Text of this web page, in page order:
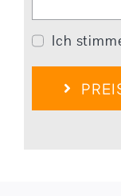
Ich